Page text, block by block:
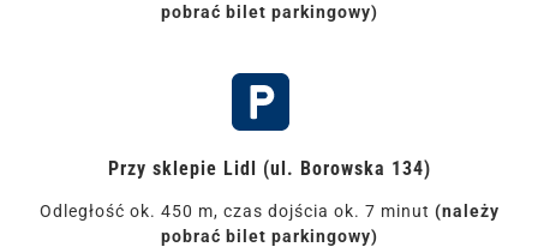
pobrać bilet parkingowy)
Przy sklepie Lidl (ul. Borowska 134)
Odległość ok. 450 m, czas dojścia ok. 7 minut (należy
pobrać bilet parkingowy)